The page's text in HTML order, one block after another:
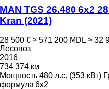
MAN TGS 26.480 6x2
Kran (2021)
28 500 € ≈ 571 200 MDL ≈ 32
Лесовоз
2016
734 374 км
Мощность 480 л.с. (353 кВт)
формула 6x2